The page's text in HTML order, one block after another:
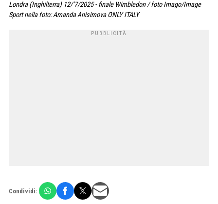
Londra (Inghilterra) 12/‘7/2025 - finale Wimbledon / foto Imago/Image
Sport nella foto: Amanda Anisimova ONLY ITALY
Condividi: